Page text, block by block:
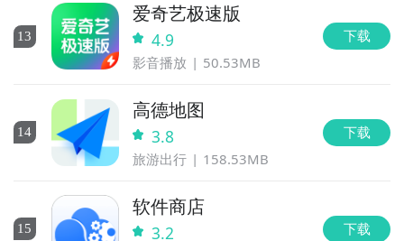
13
爱奇艺极速版
4.9
影音播放 50.53MB
下载
14
高德地图
3.8
旅游出行 158.53MB
下载
15
软件商店
3.2 下载